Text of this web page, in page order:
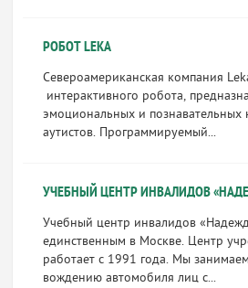
РОБОТ LEKA
Североамериканская компания
интерактивного робота,
эмоциональных и познавательных
аутистов. Программируемый...
УЧЕБНЫЙ ЦЕНТР ИНВАЛИДОВ
Учебный центр инвалидов
единственным в Москве. Центр
работает с 1991 года. Мы
вождению автомобиля лиц с...